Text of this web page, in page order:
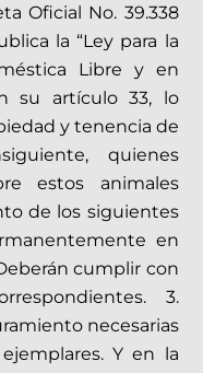
Oficial No. 39.338
la “Ley para la
Libre y en
su artículo 33, lo
y tenencia de
quienes
estos animales
de los siguientes
en
cumplir con
3.
necesarias
Y en la